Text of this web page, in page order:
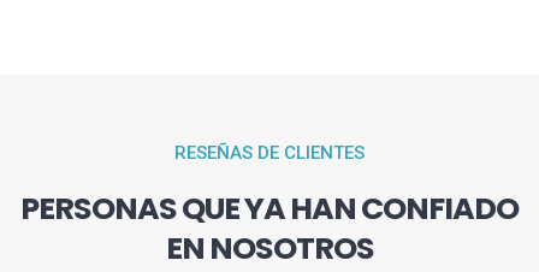
RESEÑAS DE CLIENTES
PERSONAS QUE YA HAN CONFIADO
EN NOSOTROS